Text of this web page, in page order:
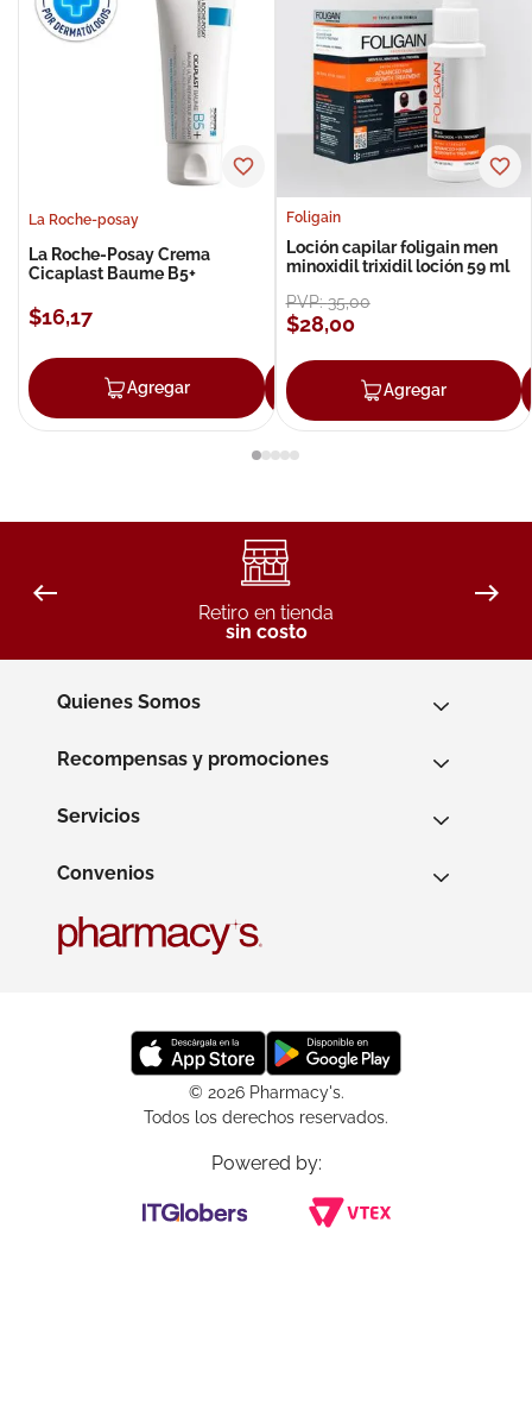
La Roche-posay
La Roche-Posay Crema
Cicaplast Baume B5+
$16,17
Agregar Agregar
Foligain
Loción capilar foligain men
minoxidil trixidil loción 59 ml
PVP:35,00
$28,00
Agregar
Retiro en tienda
sin costo
Quienes Somos
Recompensas y promociones
Servicios
Convenios
© 2026 Pharmacy's.
Todos los derechos reservados.
Powered by: